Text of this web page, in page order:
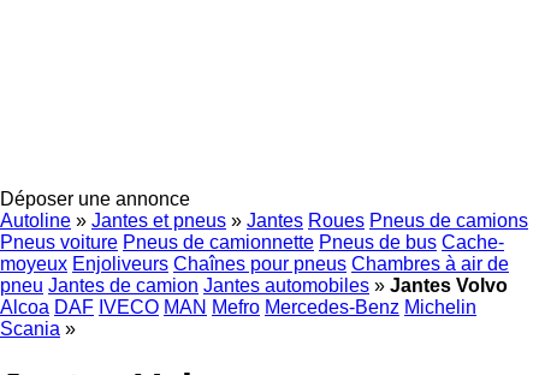
Déposer une annonce
Autoline » Jantes et pneus » Jantes Roues Pneus de camions
Pneus voiture Pneus de camionnette Pneus de bus Cache-
moyeux Enjoliveurs Chaînes pour pneus Chambres à air de
pneu Jantes de camion Jantes automobiles » Jantes Volvo
Alcoa DAF IVECO MAN Mefro Mercedes-Benz Michelin
Scania »